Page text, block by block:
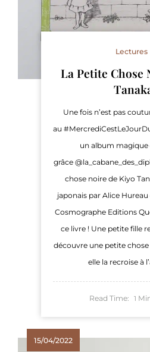
Lectures
La Petite Chose
Une fois n’est pas
au
un album
grâce
chose noire de Kiyo
japonais par Alice
Cosmographe Editions
ce livre ! Une petite fille
découvre une petite
elle la recroise à
Read Time: 1
15/04/2022